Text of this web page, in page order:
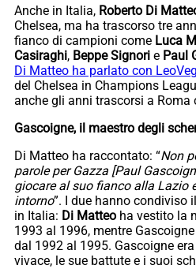
Anche in Italia, Roberto Di
Chelsea, ma ha trascorso tre
fianco di campioni come Luca
Casiraghi, Beppe Signori e Paul
Di Matteo ha parlato con
del Chelsea in Champions
anche gli anni trascorsi a Roma
Gascoigne, il maestro degli
Di Matteo ha raccontato: “Non
parole per Gazza [Paul
giocare al suo fianco alla Lazio
intorno”. I due hanno condiviso
in Italia: Di Matteo ha vestito la
1993 al 1996, mentre
dal 1992 al 1995. Gascoigne
vivace, le sue battute e i suoi